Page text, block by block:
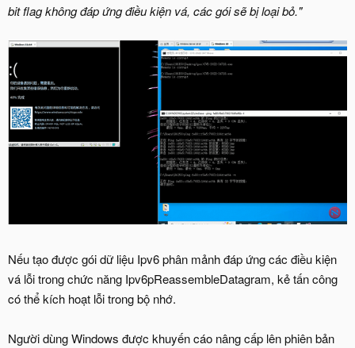
bit flag không đáp ứng điều kiện vá, các gói sẽ bị loại bỏ."
Nếu tạo được gói dữ liệu Ipv6 phân mảnh đáp ứng các điều kiện
vá lỗi trong chức năng Ipv6pReassembleDatagram, kẻ tấn công
có thể kích hoạt lỗi trong bộ nhớ.
Người dùng Windows được khuyến cáo nâng cấp lên phiên bản